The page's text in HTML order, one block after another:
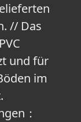
// Das
und für
im
：